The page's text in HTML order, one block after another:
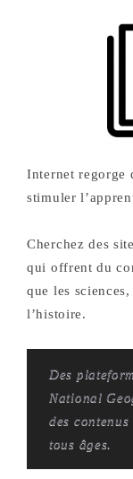
Internet regorge
stimuler
Cherchez des
qui offrent du
que les
l’histoire.
Des
National
des
tous âges.